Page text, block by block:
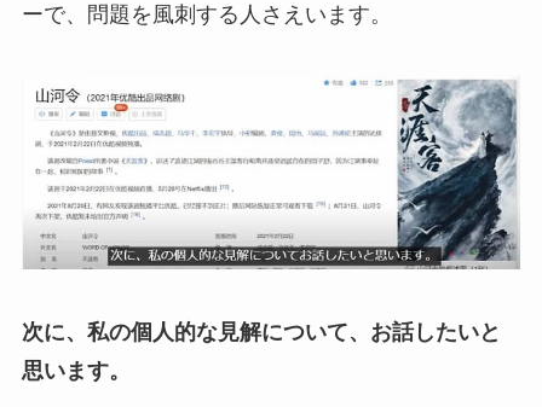
ーで、問題を風刺する人さえいます。
次に、私の個人的な見解について、お話したいと
思います。